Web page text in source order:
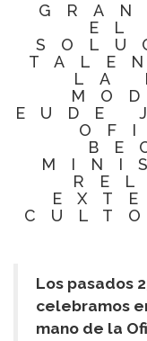
EL
LA
EUDE
Los pasados
celebramos
mano de la